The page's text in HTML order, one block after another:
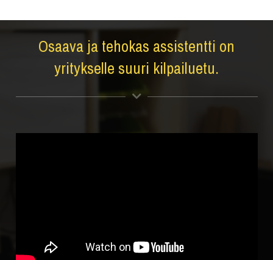
Osaava ja tehokas assistentti on
yritykselle suuri kilpailuetu.